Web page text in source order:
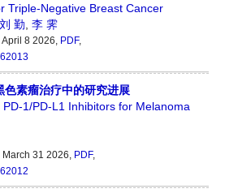
Triple-Negative Breast Cancer
刘 勤 李 霁
April 8 2026, PDF,
素瘤治疗中的研究进展
1/PD-L1 Inhibitors for Melanoma
March 31 2026, PDF,